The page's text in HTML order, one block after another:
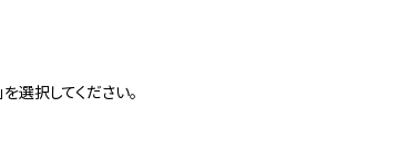
選択してください。